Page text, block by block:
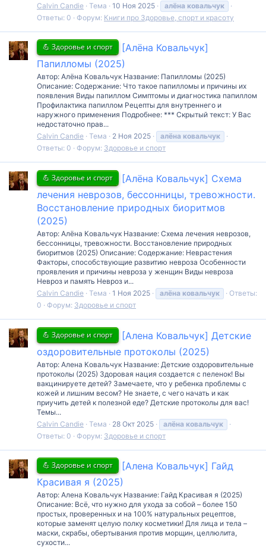
Calvin Candie Тема 10 Ноя 2025 алёна ковальчук
Ответы: 0
Форум: Книги про Здоровье, спорт и красоту
💪 Здоровье и спорт
[Алёна Ковальчук]
Папилломы (2025)
Автор: Алёна Ковальчук Название: Папилломы (2025)
Описание: Содержание: Что такое папилломы и причины их
появления Виды папиллом Симптомы и диагностика папиллом
Профилактика папиллом Рецепты для внутреннего и
наружного применения Подробнее: *** Скрытый текст: У Вас
недостаточно прав...
Calvin Candie Тема 2 Ноя 2025 алёна ковальчук
Ответы: 0
Форум: Здоровье и спорт
💪 Здоровье и спорт
[Алёна Ковальчук] Схема
лечения неврозов, бессонницы, тревожности.
Восстановление природных биоритмов
(2025)
Автор: Алёна Ковальчук Название: Схема лечения неврозов,
бессонницы, тревожности. Восстановление природных
биоритмов (2025) Описание: Содержание: Неврастения
Факторы, способствующие развитию невроза Особенности
проявления и причины невроза у женщин Виды невроза
Невроз и память Невроз и...
Calvin Candie Тема 1 Ноя 2025 алёна ковальчук
Ответы:
0
Форум: Здоровье и спорт
💪 Здоровье и спорт
[Алена Ковальчук] Детские
оздоровительные протоколы (2025)
Автор: Алена Ковальчук Название: Детские оздоровительные
протоколы (2025) Здоровая нация создается с пеленок! Вы
вакцинируете детей? Замечаете, что у ребенка проблемы с
кожей и лишним весом? Не знаете, с чего начать и как
приучить детей к полезной еде? Детские протоколы для вас!
Темы...
Calvin Candie Тема 28 Окт 2025 алёна ковальчук
Ответы: 0
Форум: Здоровье и спорт
💪 Здоровье и спорт
[Алена Ковальчук] Гайд
Красивая я (2025)
Автор: Алена Ковальчук Название: Гайд Красивая я (2025)
Описание: Всё, что нужно для ухода за собой – более 150
простых, проверенных и на 100% натуральных рецептов,
которые заменят целую полку косметики! Для лица и тела –
маски, скрабы, обертывания против морщин, целлюлита,
сухости...